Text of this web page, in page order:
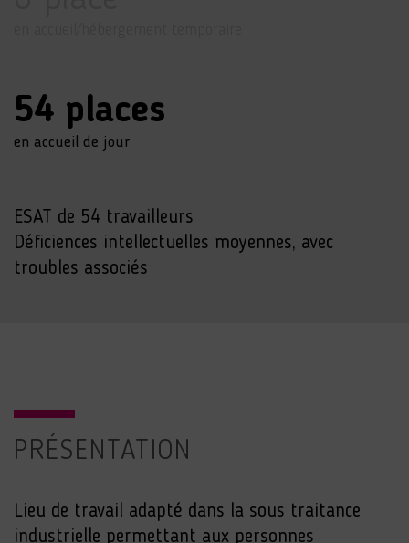
54 places
en accueil de jour
ESAT de 54 travailleurs
Déficiences intellectuelles moyennes, avec
troubles associés
PRÉSENTATION
Lieu de travail adapté dans la sous traitance
industrielle permettant aux personnes